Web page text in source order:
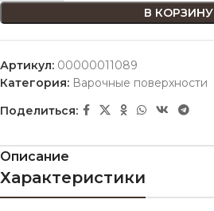
В КОРЗИНУ
Артикул: 00000011089
Категория: Варочные поверхности
Поделиться:
Описание
Характеристики